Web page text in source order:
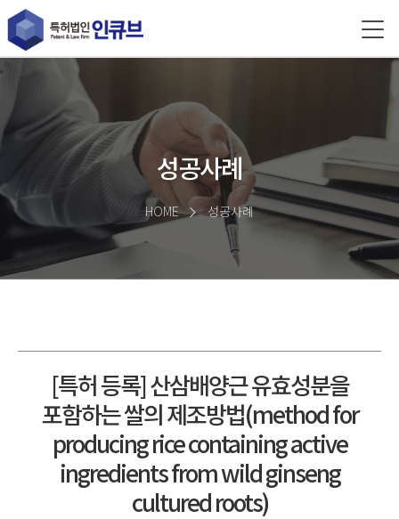
성공사례
HOME 성공사례
[특허 등록] 산삼배양근 유효성분을
포함하는 쌀의 제조방법(method for
producing rice containing active
ingredients from wild ginseng
cultured roots)